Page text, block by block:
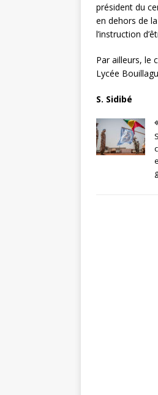
président du
en dehors de
l’instruction
Par ailleurs, le
Lycée
S. Sidibé